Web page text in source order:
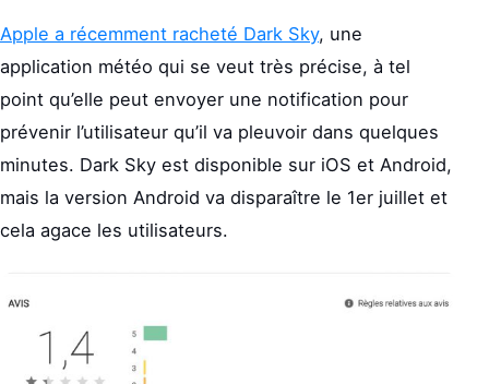
Apple a récemment racheté Dark Sky, une
application météo qui se veut très précise, à tel
point qu’elle peut envoyer une notification pour
prévenir l’utilisateur qu’il va pleuvoir dans quelques
minutes. Dark Sky est disponible sur iOS et Android,
mais la version Android va disparaître le 1er juillet et
cela agace les utilisateurs.